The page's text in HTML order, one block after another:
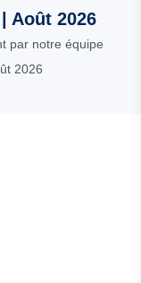
Août 2026
par notre équipe
2026